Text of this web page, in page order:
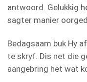
antwoord. Gelukkig
sagter manier
Bedagsaam buk Hy
te skryf. Dis net die
aangebring het wat